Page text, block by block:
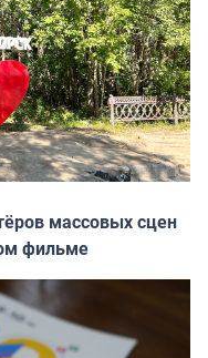
массовых сцен
фильме